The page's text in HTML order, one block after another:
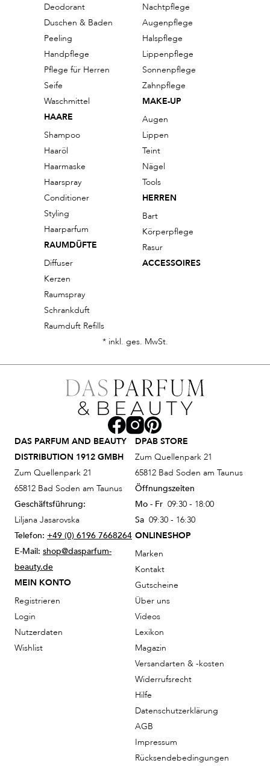
Deodorant
Duschen & Baden
Peeling
Handpflege
Pflege für Herren
Seife
Waschmittel
HAARE
Shampoo
Haaröl
Haarmaske
Haarspray
Conditioner
Styling
Haarparfum
RAUMDÜFTE
Diffuser
Kerzen
Raumspray
Schrankduft
Raumduft Refills
Nachtpflege
Augenpflege
Halspflege
Lippenpflege
Sonnenpflege
Zahnpflege
MAKE-UP
Augen
Lippen
Teint
Nägel
Tools
HERREN
Bart
Körperpflege
Rasur
ACCESSOIRES
* inkl. ges. MwSt.
DAS PARFUM AND BEAUTY
DISTRIBUTION 1912 GMBH
Zum Quellenpark 21
65812 Bad Soden am Taunus
Geschäftsführung:
Liljana Jasarovska
Telefon: +49 (0) 6196 7668264
E-Mail: shop@dasparfum-
beauty.de
MEIN KONTO
Registrieren
Login
Nutzerdaten
Wishlist
DPAB STORE
Zum Quellenpark 21
65812 Bad Soden am Taunus
Öffnungszeiten
Mo - Fr 09:30 - 18:00
Sa 09:30 - 16:30
ONLINESHOP
Marken
Kontakt
Gutscheine
Über uns
Videos
Lexikon
Magazin
Versandarten & -kosten
Widerrufsrecht
Hilfe
Datenschutzerklärung
AGB
Impressum
Rücksendebedingungen